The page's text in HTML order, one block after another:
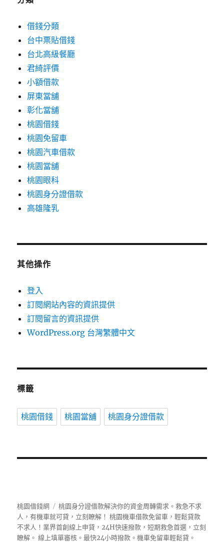
借錢分類
台中票貼借錢
台北高級餐廳
君綺評價
小額借款
屏東當舖
彰化當舖
桃園借錢
桃園免留車
桃園汽車借款
桃園當舖
桃園眼科
桃園身分證借款
高雄隆乳
其他操作
登入
訂閱網站內容的資訊提供
訂閱留言的資訊提供
WordPress.org 台灣繁體中文
標籤
桃園借錢 桃園當舖 桃園身分證借款
桃園借錢網
桃園身分證借款解決你的資金周轉需求。救急不求
人，有機車就可貸，立刻瞭解！ 桃園機車借款免留車，輕鬆貸款
不求人！業界首創線上申貸，24H快速撥款，短期救急首選，立刻
瞭解。 線上填單審核。最快24小時撥款。機車免留車輕鬆貸。